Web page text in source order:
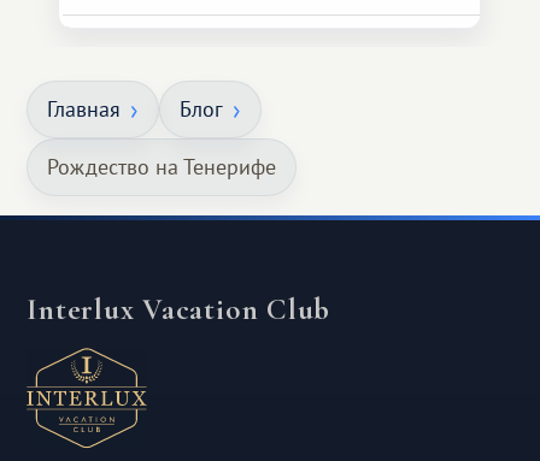
Главная Блог
Рождество на Тенерифе
Interlux Vacation Club